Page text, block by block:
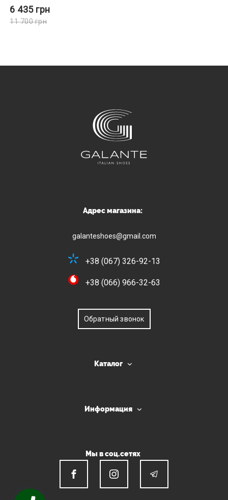
6 435 грн
11 700грн
Адрес магазина:
galanteshoes@gmail.com
+38 (067) 326-92-13
+38 (066) 966-32-63
Обратный звонок
Каталог
Информация
Мы в соц.сетях